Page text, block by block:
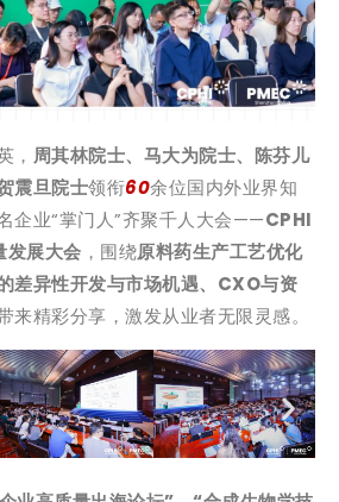
， 周其林院士、马大为院士、陈芬儿
震旦院士领衔60余位国内外业界知
企业“掌门人”齐聚千人大会——CPHI
展大会 ，围绕原料药生产工艺优化
差异性开发与市场机遇、CXO与资
来精彩分享，激发从业者无限灵感。